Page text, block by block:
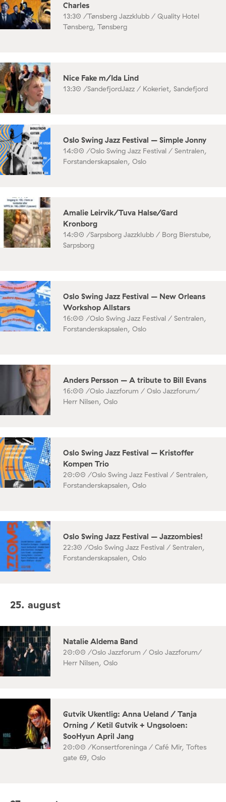
Charles
13:30 /Tønsberg Jazzklubb / Quality Hotel
Tønsberg, Tønsberg
Nice Fake m/Ida Lind
13:30 /SandefjordJazz / Kokeriet, Sandefjord
Oslo Swing Jazz Festival – Simple Jonny
14:00 /Oslo Swing Jazz Festival / Sentralen,
Forstanderskapsalen, Oslo
Amalie Leirvik/Tuva Halse/Gard
Kronborg
14:00 /Sarpsborg Jazzklubb / Borg Bierstube,
Sarpsborg
Oslo Swing Jazz Festival – New Orleans
Workshop Allstars
16:00 /Oslo Swing Jazz Festival / Sentralen,
Forstanderskapsalen, Oslo
Anders Persson – A tribute to Bill Evans
16:00 /Oslo Jazzforum / Oslo Jazzforum/
Herr Nilsen, Oslo
Oslo Swing Jazz Festival – Kristoffer
Kompen Trio
20:00 /Oslo Swing Jazz Festival / Sentralen,
Forstanderskapsalen, Oslo
Oslo Swing Jazz Festival – Jazzombies!
22:30 /Oslo Swing Jazz Festival / Sentralen,
Forstanderskapsalen, Oslo
25. august
Natalie Aldema Band
20:00 /Oslo Jazzforum / Oslo Jazzforum/
Herr Nilsen, Oslo
Gutvik Ukentlig: Anna Ueland / Tanja
Orning / Ketil Gutvik + Ungsoloen:
SooHyun April Jang
20:00 /Konsertforeninga / Café Mir, Toftes
gate 69, Oslo